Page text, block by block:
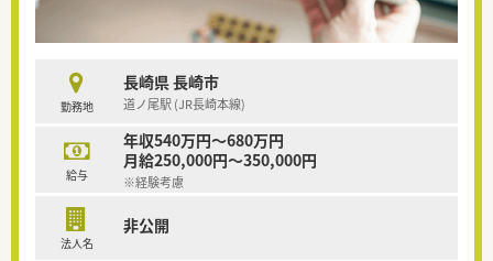
勤務地
長崎県 長崎市
道ノ尾駅 (JR長崎本線)
給与
年収540万円～680万円
月給250,000円～350,000円
※経験考慮
法人名
非公開